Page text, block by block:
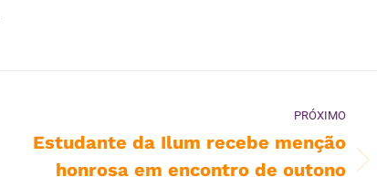
PRÓXIMO
Próximo
Estudante da Ilum recebe menção
honrosa em encontro de outono